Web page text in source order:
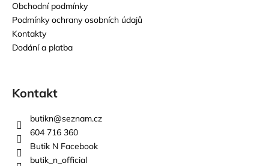
Obchodní podmínky
Podmínky ochrany osobních údajů
Kontakty
Dodání a platba
Kontakt
butikn@seznam.cz
604 716 360
Butik N Facebook
butik_n_official